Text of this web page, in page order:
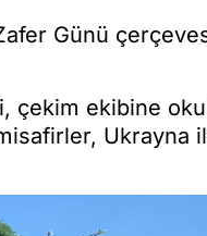
Günü
ekibine
Ukrayna